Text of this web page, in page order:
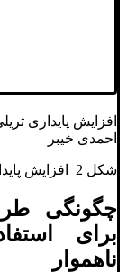
افزایش پایداری
احمدی خیبر
شکل 2 افزایش پایداری تریلی‌های کمرشکن
چگونگی
برای
ناهموار